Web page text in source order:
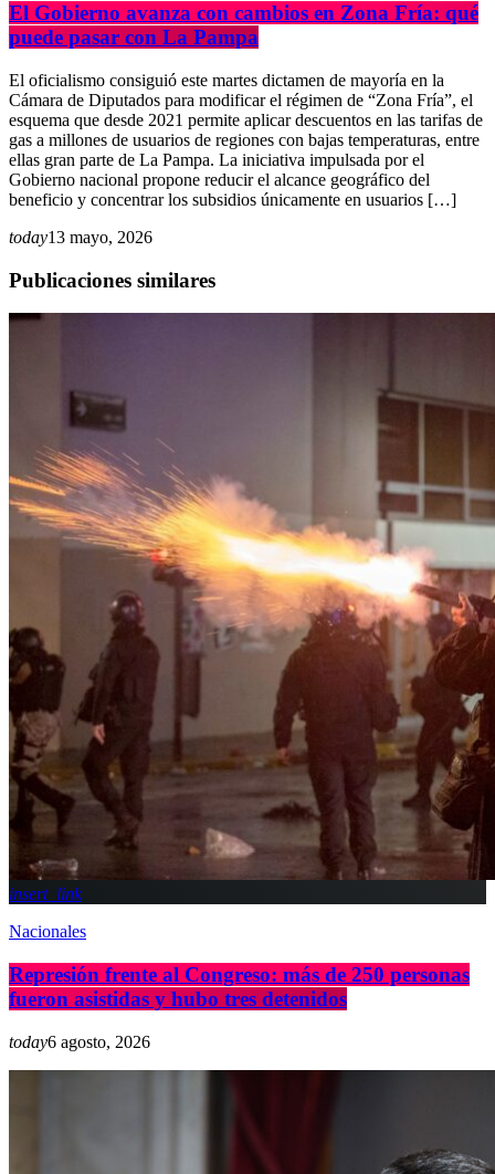
El Gobierno avanza con cambios en Zona Fría: qué
puede pasar con La Pampa
El oficialismo consiguió este martes dictamen de mayoría en la
Cámara de Diputados para modificar el régimen de “Zona Fría”, el
esquema que desde 2021 permite aplicar descuentos en las tarifas de
gas a millones de usuarios de regiones con bajas temperaturas, entre
ellas gran parte de La Pampa. La iniciativa impulsada por el
Gobierno nacional propone reducir el alcance geográfico del
beneficio y concentrar los subsidios únicamente en usuarios […]
today13 mayo, 2026
Publicaciones similares
insert_link
Nacionales
Represión frente al Congreso: más de 250 personas
fueron asistidas y hubo tres detenidos
today6 agosto, 2026